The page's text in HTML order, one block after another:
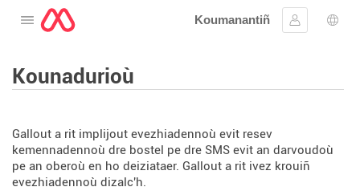
Digeriñ al lañser
Koumanantiñ
Kevreañ
Kounadurioù
Gallout a rit implijout evezhiadennoù evit resev
kemennadennoù dre bostel pe dre SMS evit an darvoudoù
pe an oberoù en ho deiziataer. Gallout a rit ivez krouiñ
evezhiadennoù dizalc'h.